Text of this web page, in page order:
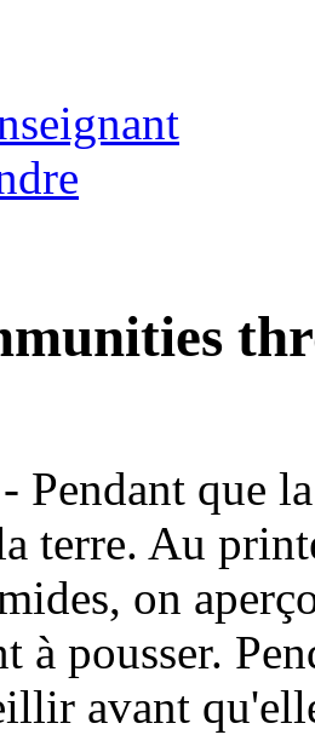
- Pendant que
terre. Au
on
à pousser.
avant